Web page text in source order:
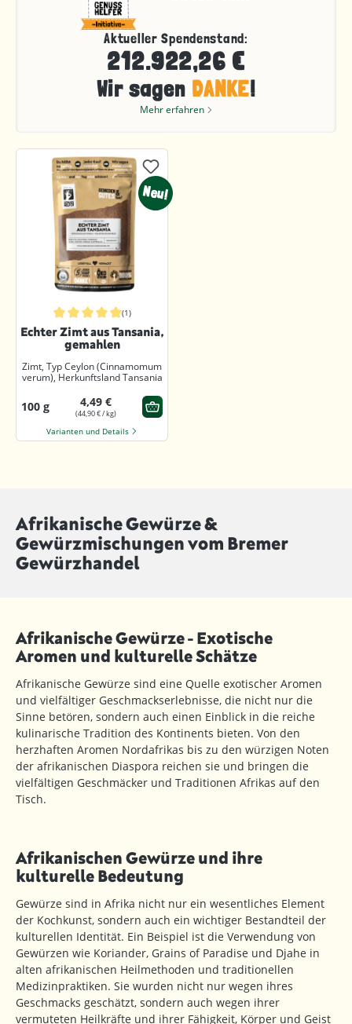
Aktueller Spendenstand:
212.922,26 €
Wir sagen DANKE!
Mehr erfahren
Neu!
Durchschnittliche Bewertung von 5 von 5 Sternen
(1)
Echter Zimt aus Tansania,
gemahlen
Zimt, Typ Ceylon (Cinnamomum
verum), Herkunftsland Tansania
100 g 4,49 €
(44,90 € / kg)
Varianten und Details
Afrikanische Gewürze &
Gewürzmischungen vom Bremer
Gewürzhandel
Afrikanische Gewürze - Exotische
Aromen und kulturelle Schätze
Afrikanische Gewürze sind eine Quelle exotischer Aromen
und vielfältiger Geschmackserlebnisse, die nicht nur die
Sinne betören, sondern auch einen Einblick in die reiche
kulinarische Tradition des Kontinents bieten. Von den
herzhaften Aromen Nordafrikas bis zu den würzigen Noten
der afrikanischen Diaspora reichen sie und bringen die
vielfältigen Geschmäcker und Traditionen Afrikas auf den
Tisch.
Afrikanischen Gewürze und ihre
kulturelle Bedeutung
Gewürze sind in Afrika nicht nur ein wesentliches Element
der Kochkunst, sondern auch ein wichtiger Bestandteil der
kulturellen Identität. Ein Beispiel ist die Verwendung von
Gewürzen wie Koriander, Grains of Paradise und Djahe in
alten afrikanischen Heilmethoden und traditionellen
Medizinpraktiken. Sie wurden nicht nur wegen ihres
Geschmacks geschätzt, sondern auch wegen ihrer
vermuteten Heilkräfte und ihrer Fähigkeit, Körper und Geist